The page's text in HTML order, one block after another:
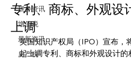
税务资讯
增值税
最新资讯
房产税
专利、商标、外观设
上调
英国知识产权局（IPO）宣布，
起上调专利、商标和外观设计的